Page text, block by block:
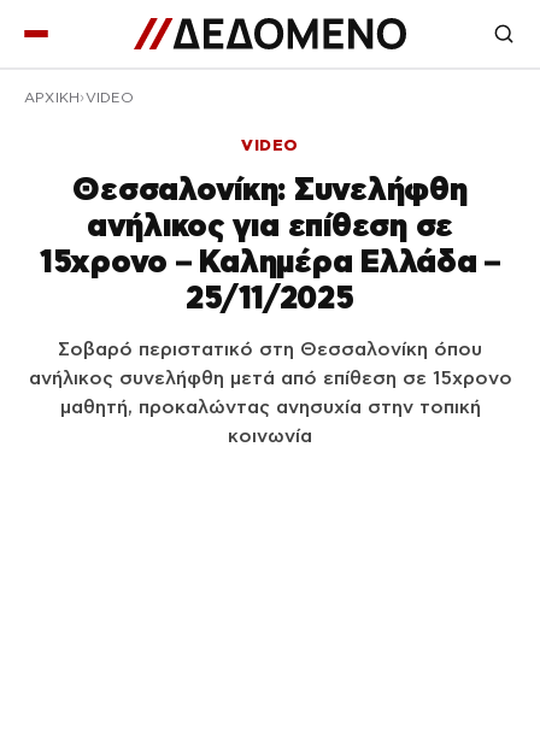
ΑΡΧΙΚΉ VIDEO
VIDEO
Θεσσαλονίκη: Συνελήφθη
ανήλικος για επίθεση σε
15χρονο – Καλημέρα Ελλάδα –
25/11/2025
Σοβαρό περιστατικό στη Θεσσαλονίκη όπου
ανήλικος συνελήφθη μετά από επίθεση σε 15χρονο
μαθητή, προκαλώντας ανησυχία στην τοπική
κοινωνία